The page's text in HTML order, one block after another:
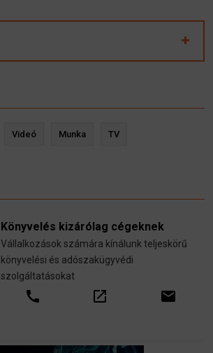
Videó Munka TV
Könyvelés kizárólag cégeknek
Vállalkozások számára kínálunk teljeskörű
könyvelési és adószakügyvédi
szolgáltatásokat
call open_in_new email